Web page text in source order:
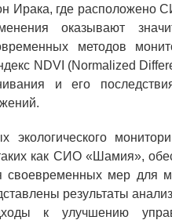
Ирака, где расположено
оказывают
методов
NDVI (Normalized
и его
экологического
как СИО «Шамия»,
своевременных мер для
результаты
к улучшению